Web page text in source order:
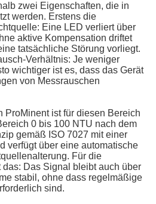
zwei Eigenschaften, die in
werden. Erstens die
Eine LED verliert über
aktive Kompensation driftet
tatsächliche Störung vorliegt.
Verhältnis: Je weniger
wichtiger ist es, dass das Gerät
von Messrauschen
ProMinent ist für diesen Bereich
0 bis 100 NTU nach dem
gemäß ISO 7027 mit einer
verfügt über eine automatische
Für die
das: Das Signal bleibt auch über
stabil, ohne dass regelmäßige
sind.